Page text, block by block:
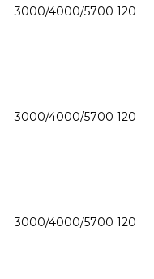
3000/4000/5700 120
3000/4000/5700 120
3000/4000/5700 120